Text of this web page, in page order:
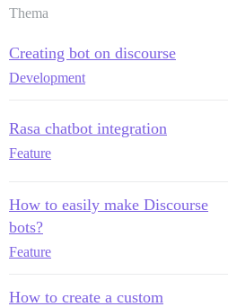
Thema
Creating bot on discourse
Development
Rasa chatbot integration
Feature
How to easily make Discourse
bots?
Feature
How to create a custom